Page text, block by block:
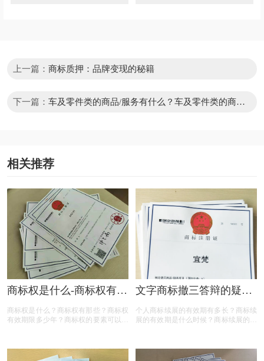
上一篇： 商标质押：品牌变现的秘籍
下一篇： 车及零件类的商品/服务有什么？车及零件类的商品
相关推荐
商标权是什么-商标权有哪
商标权是什么？商标权有那些？商标权
有效期限多少年？商标权的要素可以有
望对各位商标注册老板有帮助
文字商标撤三答辩的疑问
个人商标续展的有效期有多长？商标续
展的有效期是什么时候？商标续展的费
么？商标续展的类型有哪些？商标续展
有什么种类？什么情况下需要进行商标